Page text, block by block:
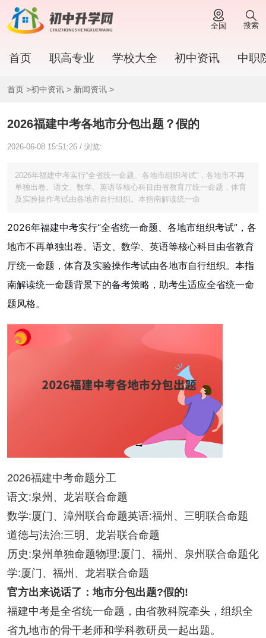
全国 搜索
首页 职高专业 学校大全 初中资讯 中职
首页 >初中资讯> 新闻资讯>
2026福建中考各地市分包出题？假的
2026-06-08 15:51:26 / 浏览:
2026年福建中考实行“全省统一命题、各地市组织考试”，各地市不再
单独出卷。语文、数学、英语等核心科目由省教育厅统一命题，体育
及实验操作考试由各地市自行组织。本指南解读统一命
2026年福建中考实行“全省统一命题、各地市组织考试”，各
地市不再单独出卷。语文、数学、英语等核心科目由省教育
厅统一命题，体育及实验操作考试由各地市自行组织。本指
南解读统一命题背景下的备考策略，助考生适应全省统一命
题风格。
2026福建中考命题分工
语文:泉州、龙岩联合命题
数学:厦门、漳州联合命题英语:福州、三明联合命题
道德与法治:三明、龙岩联合命题
历史:泉州单独命题物理:厦门、福州、泉州联合命题化
学:厦门、福州、龙岩联合命题
官方出来说话了：地市分包出题?假的!
福建中考是全省统一命题，由省教科院牵头，组织全
省九地市的骨干老师和学科教研员一起出题。